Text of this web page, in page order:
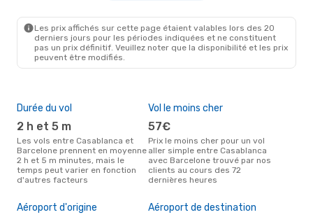
Les prix affichés sur cette page étaient valables lors des 20
derniers jours pour les périodes indiquées et ne constituent
pas un prix définitif. Veuillez noter que la disponibilité et les prix
peuvent être modifiés.
Durée du vol
2 h et 5 m
Les vols entre Casablanca et
Barcelone prennent en moyenne
2 h et 5 m minutes, mais le
temps peut varier en fonction
d'autres facteurs
Vol le moins cher
57€
Prix le moins cher pour un vol
aller simple entre Casablanca
avec Barcelone trouvé par nos
clients au cours des 72
dernières heures
Aéroport d'origine Aéroport de destination